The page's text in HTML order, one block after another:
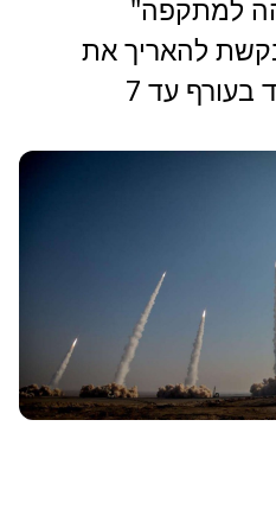
למתקפה"
להאריך את
המצב המיוחד בעורף עד 7